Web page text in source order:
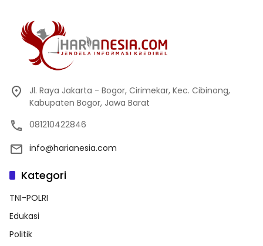
Jl. Raya Jakarta - Bogor, Cirimekar, Kec. Cibinong,
Kabupaten Bogor, Jawa Barat
081210422846
info@harianesia.com
Kategori
TNI-POLRI
Edukasi
Politik